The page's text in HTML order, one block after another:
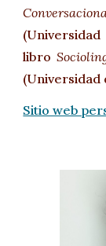
libro
(Universidad
Sitio web